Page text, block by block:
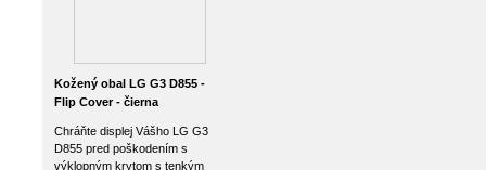
Kožený obal LG G3 D855 -
Flip Cover - čierna
Chráňte displej Vášho LG G3
D855 pred poškodením s
výklopným krytom s tenkým